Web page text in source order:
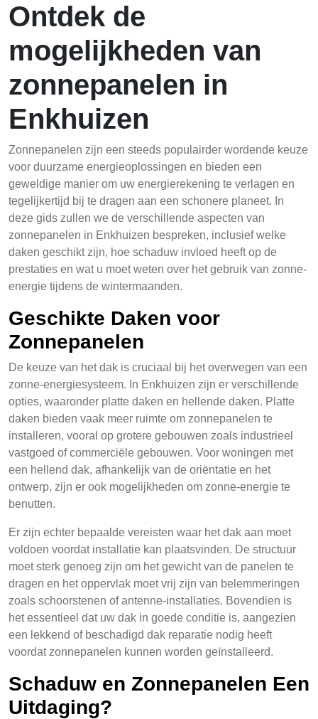
Ontdek de
mogelijkheden van
zonnepanelen in
Enkhuizen
Zonnepanelen zijn een steeds populairder wordende keuze
voor duurzame energieoplossingen en bieden een
geweldige manier om uw energierekening te verlagen en
tegelijkertijd bij te dragen aan een schonere planeet. In
deze gids zullen we de verschillende aspecten van
zonnepanelen in Enkhuizen bespreken, inclusief welke
daken geschikt zijn, hoe schaduw invloed heeft op de
prestaties en wat u moet weten over het gebruik van zonne-
energie tijdens de wintermaanden.
Geschikte Daken voor
Zonnepanelen
De keuze van het dak is cruciaal bij het overwegen van een
zonne-energiesysteem. In Enkhuizen zijn er verschillende
opties, waaronder platte daken en hellende daken. Platte
daken bieden vaak meer ruimte om zonnepanelen te
installeren, vooral op grotere gebouwen zoals industrieel
vastgoed of commerciële gebouwen. Voor woningen met
een hellend dak, afhankelijk van de oriëntatie en het
ontwerp, zijn er ook mogelijkheden om zonne-energie te
benutten.
Er zijn echter bepaalde vereisten waar het dak aan moet
voldoen voordat installatie kan plaatsvinden. De structuur
moet sterk genoeg zijn om het gewicht van de panelen te
dragen en het oppervlak moet vrij zijn van belemmeringen
zoals schoorstenen of antenne-installaties. Bovendien is
het essentieel dat uw dak in goede conditie is, aangezien
een lekkend of beschadigd dak reparatie nodig heeft
voordat zonnepanelen kunnen worden geïnstalleerd.
Schaduw en Zonnepanelen Een
Uitdaging?